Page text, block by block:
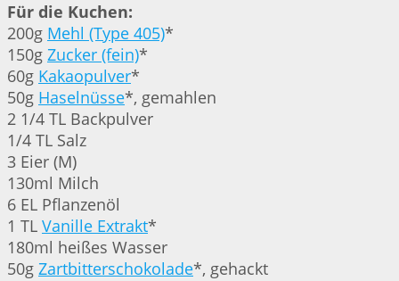
Für die Kuchen:
200g Mehl (Type 405)*
150g Zucker (fein)*
60g Kakaopulver*
50g Haselnüsse*, gemahlen
2 1/4 TL Backpulver
1/4 TL Salz
3 Eier (M)
130ml Milch
6 EL Pflanzenöl
1 TL Vanille Extrakt*
180ml heißes Wasser
50g Zartbitterschokolade*, gehackt